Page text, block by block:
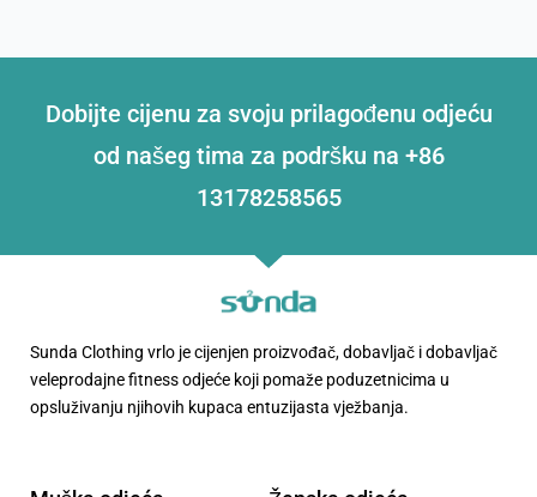
Dobijte cijenu za svoju prilagođenu odjeću
od našeg tima za podršku na +86
13178258565
Sunda Clothing vrlo je cijenjen proizvođač, dobavljač i dobavljač
veleprodajne fitness odjeće koji pomaže poduzetnicima u
opsluživanju njihovih kupaca entuzijasta vježbanja.